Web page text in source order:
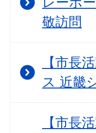
敬訪問
【市長
ス 近畿
【市長